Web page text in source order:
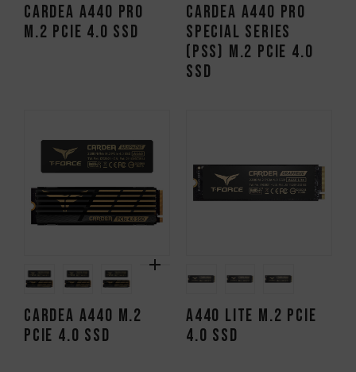
CARDEA A440 PRO
M.2 PCIe 4.0 SSD
CARDEA A440 Pro
Special Series
(PSS) M.2 PCIe 4.0
SSD
CARDEA A440 M.2
PCIe 4.0 SSD
A440 Lite M.2 PCIe
4.0 SSD